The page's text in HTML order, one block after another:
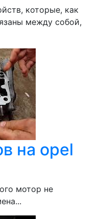
которые, как
между собой,
на opel
мотор не